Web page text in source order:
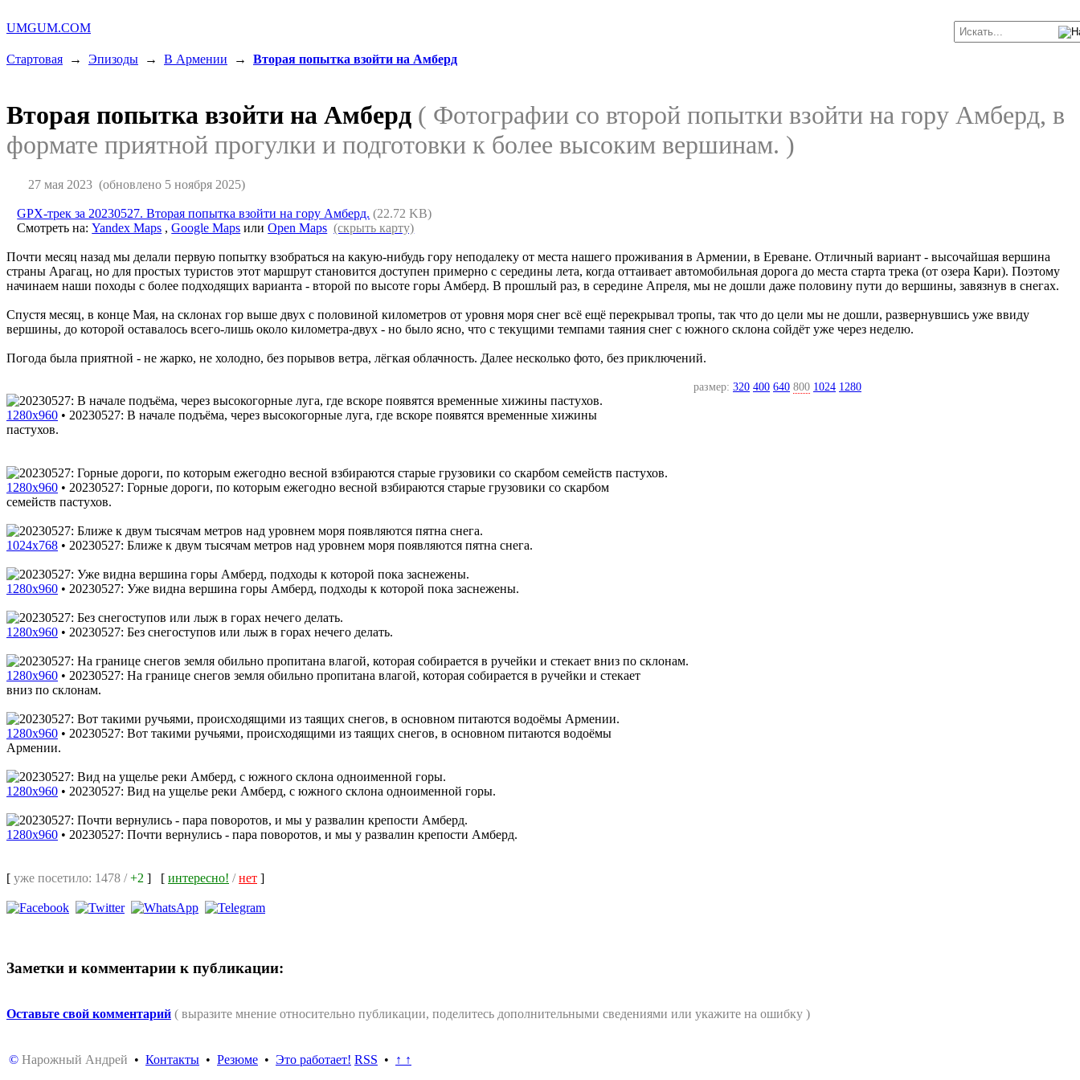
UMGUM.COM
Стартовая → Эпизоды → В Армении → Вторая попытка взойти на Амберд
Вторая попытка взойти на Амберд ( Фотографии со второй попытки взойти на гору Амберд, в
формате приятной прогулки и подготовки к более высоким вершинам. )
27 мая 2023(обновлено 5 ноября 2025)
GPX-трек за 20230527. Вторая попытка взойти на гору Амберд. (22.72 KB)
Смотреть на:Yandex Maps ,Google Maps илиOpen Maps (скрыть карту)
Почти месяц назад мы делали первую попытку взобраться на какую-нибудь гору неподалеку от места нашего проживания в Армении, в Ереване. Отличный вариант - высочайшая вершина
страны Арагац, но для простых туристов этот маршрут становится доступен примерно с середины лета, когда оттаивает автомобильная дорога до места старта трека (от озера Кари). Поэтому
начинаем наши походы с более подходящих варианта - второй по высоте горы Амберд. В прошлый раз, в середине Апреля, мы не дошли даже половину пути до вершины, завязнув в снегах.
Спустя месяц, в конце Мая, на склонах гор выше двух с половиной километров от уровня моря снег всё ещё перекрывал тропы, так что до цели мы не дошли, развернувшись уже ввиду
вершины, до которой оставалось всего-лишь около километра-двух - но было ясно, что с текущими темпами таяния снег с южного склона сойдёт уже через неделю.
Погода была приятной - не жарко, не холодно, без порывов ветра, лёгкая облачность. Далее несколько фото, без приключений.
размер: 320 400 640 800 1024 1280
1280x960 • 20230527: В начале подъёма, через высокогорные луга, где вскоре появятся временные хижины
пастухов.
1280x960 • 20230527: Горные дороги, по которым ежегодно весной взбираются старые грузовики со скарбом
семейств пастухов.
1024x768 • 20230527: Ближе к двум тысячам метров над уровнем моря появляются пятна снега.
1280x960 • 20230527: Уже видна вершина горы Амберд, подходы к которой пока заснежены.
1280x960 • 20230527: Без снегоступов или лыж в горах нечего делать.
1280x960 • 20230527: На границе снегов земля обильно пропитана влагой, которая собирается в ручейки и стекает
вниз по склонам.
1280x960 • 20230527: Вот такими ручьями, происходящими из таящих снегов, в основном питаются водоёмы
Армении.
1280x960 • 20230527: Вид на ущелье реки Амберд, с южного склона одноименной горы.
1280x960 • 20230527: Почти вернулись - пара поворотов, и мы у развалин крепости Амберд.
[ уже посетило: 1478 /+2 ] [ интересно! /нет ]
Заметки и комментарии к публикации:
Оставьте свой комментарий ( выразите мнение относительно публикации, поделитесь дополнительными сведениями или укажите на ошибку )
© Нарожный Андрей • Контакты • Резюме • Это работает! RSS • ↑ ↑